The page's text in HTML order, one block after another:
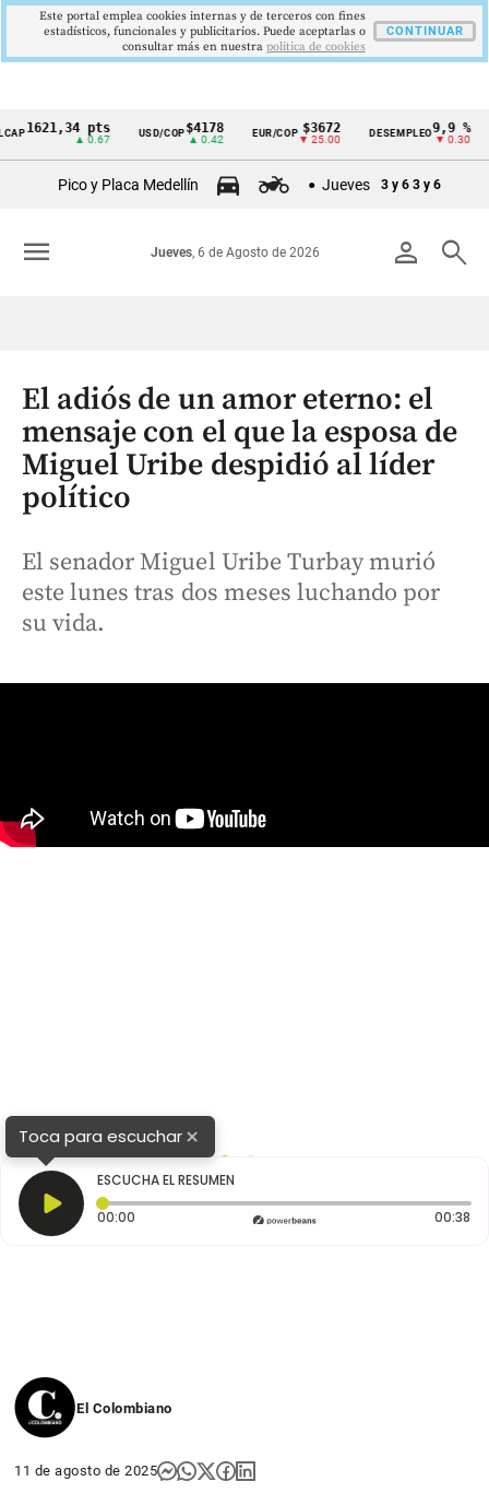
Cintillo
Colombia
pts USD/COP$4178
▲ 0.42
EUR/COP $3672
▼ 25.00
DESEMPLEO9,9 %
▼ 0.30
PIB
Pico y Placa Medellín Jueves 3 y 6 3 y 6
person search
Jueves, 6 de Agosto de 2026
menu
El adiós de un amor eterno: el
mensaje con el que la esposa de
Miguel Uribe despidió al líder
político
El senador Miguel Uribe Turbay murió
este lunes tras dos meses luchando por
su vida.
Toca para escuchar×
ESCUCHA EL RESUMEN
00:00 Tiempo transcurrido: 0 segundos 00:38
El Colombiano
11 de agosto de 2025
Este portal emplea cookies internas y de terceros con fines
estadísticos, funcionales y publicitarios. Puede aceptarlas o
consultar más en nuestra politica de cookies
CONTINUAR